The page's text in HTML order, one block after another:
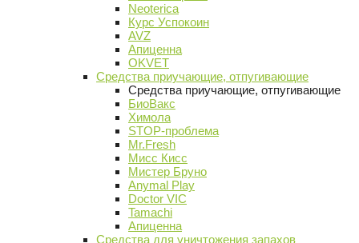
Neoterica
Курс Успокоин
AVZ
Апиценна
OKVET
Средства приучающие, отпугивающие
Средства приучающие, отпугивающие
БиоВакс
Химола
STOP-проблема
Mr.Fresh
Мисс Кисс
Мистер Бруно
Anymal Play
Doctor VIC
Tamachi
Апиценна
Средства для уничтожения запахов